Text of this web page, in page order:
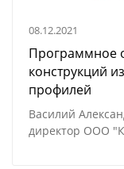
08.12.2021
Программное
конструкций
профилей
Василий
директор ООО